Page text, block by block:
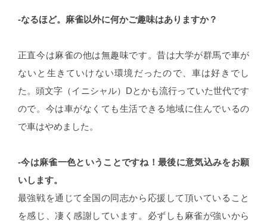
-なるほど。麻雀以外に何かご趣味はありますか？
正直今は麻雀の他は無趣味です。昔は大学が群馬で車が
ないと生きていけない環境だったので、車は好きでし
た。頭文字（イニシャル）Dとかも流行っていた世代です
ので。今は車がなくても生活できる地域に住んでいるの
で車はやめました。
-今は麻雀一色ということですね！最後に意気込みをお願
いします。
最強戦を通じて全国の同志から応援して頂いていること
を感じ、凄く感謝しています。必ずしも麻雀が強いから